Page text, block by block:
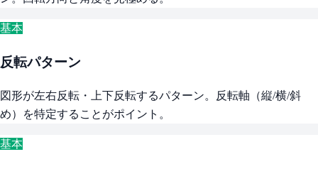
基本
反転パターン
図形が左右反転・上下反転するパターン。反転軸（縦/横/斜
め）を特定することがポイント。
基本